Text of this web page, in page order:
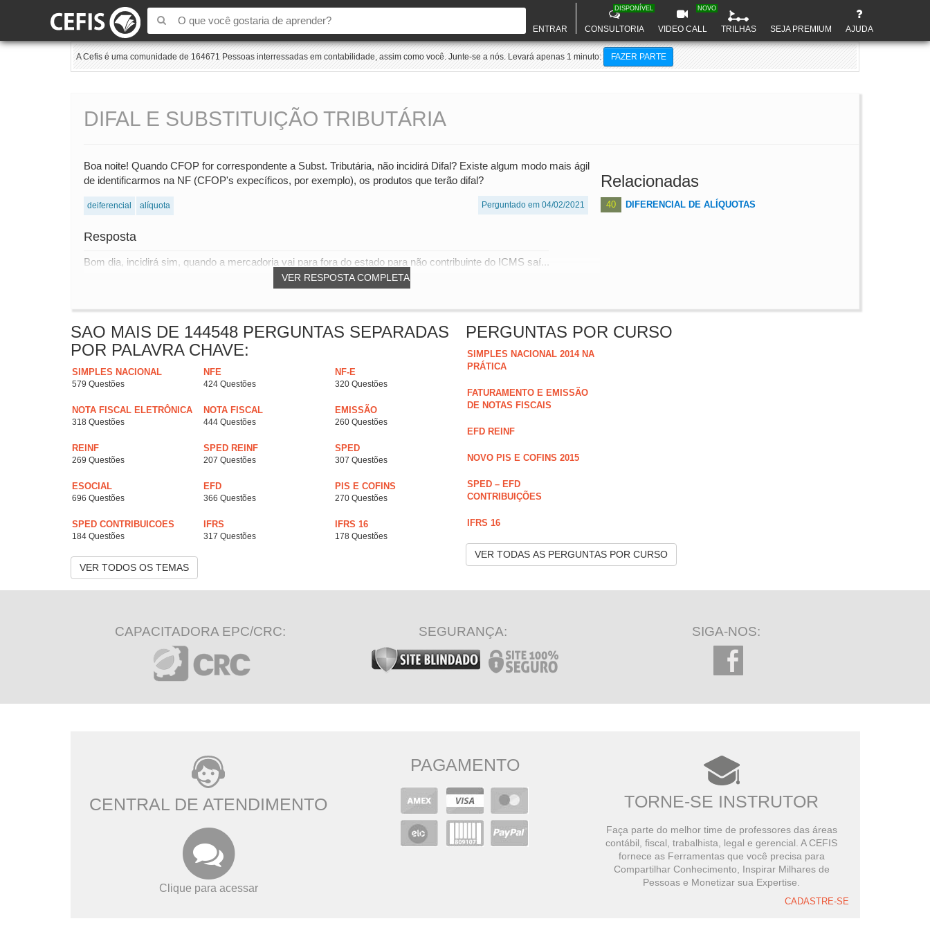
ENTRAR CONSULTORIA
DISPONÍVEL
VIDEO CALL
NOVO
TRILHAS SEJA PREMIUM AJUDA
A Cefis é uma comunidade de 164671 Pessoas interressadas em contabilidade, assim como você. Junte-se a nós. Levará apenas 1 minuto: FAZER PARTE
DIFAL E SUBSTITUIÇÃO TRIBUTÁRIA
Boa noite! Quando CFOP for correspondente a Subst. Tributária, não incidirá Difal? Existe algum modo mais ágil
de identificarmos na NF (CFOP's expecíficos, por exemplo), os produtos que terão difal?
deiferencial alíquota Perguntado em 04/02/2021
Resposta
VER RESPOSTA COMPLETA
Bom dia, incidirá sim, quando a mercadoria vai para fora do estado para não contribuinte do ICMS saí...
Relacionadas
40 DIFERENCIAL DE ALÍQUOTAS
SAO MAIS DE 144548 PERGUNTAS SEPARADAS
POR PALAVRA CHAVE:
SIMPLES NACIONAL
579 Questões
NFE
424 Questões
NF-E
320 Questões
NOTA FISCAL ELETRÔNICA
318 Questões
NOTA FISCAL
444 Questões
EMISSÃO
260 Questões
REINF
269 Questões
SPED REINF
207 Questões
SPED
307 Questões
ESOCIAL
696 Questões
EFD
366 Questões
PIS E COFINS
270 Questões
SPED CONTRIBUICOES
184 Questões
IFRS
317 Questões
IFRS 16
178 Questões
VER TODOS OS TEMAS
PERGUNTAS POR CURSO
SIMPLES NACIONAL 2014 NA
PRÁTICA
FATURAMENTO E EMISSÃO
DE NOTAS FISCAIS
EFD REINF
NOVO PIS E COFINS 2015
SPED – EFD
CONTRIBUIÇÕES
IFRS 16
VER TODAS AS PERGUNTAS POR CURSO
CAPACITADORA EPC/CRC: SEGURANÇA: SIGA-NOS:
CENTRAL DE ATENDIMENTO
Clique para acessar
PAGAMENTO
TORNE-SE INSTRUTOR
Faça parte do melhor time de professores das áreas
contábil, fiscal, trabalhista, legal e gerencial. A CEFIS
fornece as Ferramentas que você precisa para
Compartilhar Conhecimento, Inspirar Milhares de
Pessoas e Monetizar sua Expertise.
CADASTRE-SE